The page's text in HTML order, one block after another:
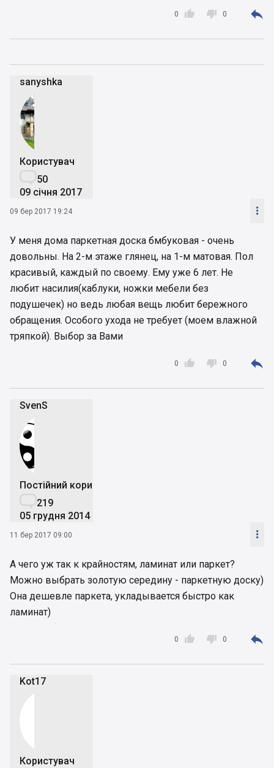

0  0 
sanyshka
Користувач
50
09 січня 2017
09 бер 2017 19:24 
У меня дома паркетная доска бмбуковая - очень
довольны. На 2-м этаже глянец, на 1-м матовая. Пол
красивый, каждый по своему. Ему уже 6 лет. Не
любит насилия(каблуки, ножки мебели без
подушечек) но ведь любая вещь любит бережного
обращения. Особого ухода не требует (моем влажной
тряпкой). Выбор за Вами

0  0 
SvenS
Постійний користувач
219
05 грудня 2014
11 бер 2017 09:00 
А чего уж так к крайностям, ламинат или паркет?
Можно выбрать золотую середину - паркетную доску)
Она дешевле паркета, укладывается быстро как
ламинат)

0  0 
Kot17
Користувач